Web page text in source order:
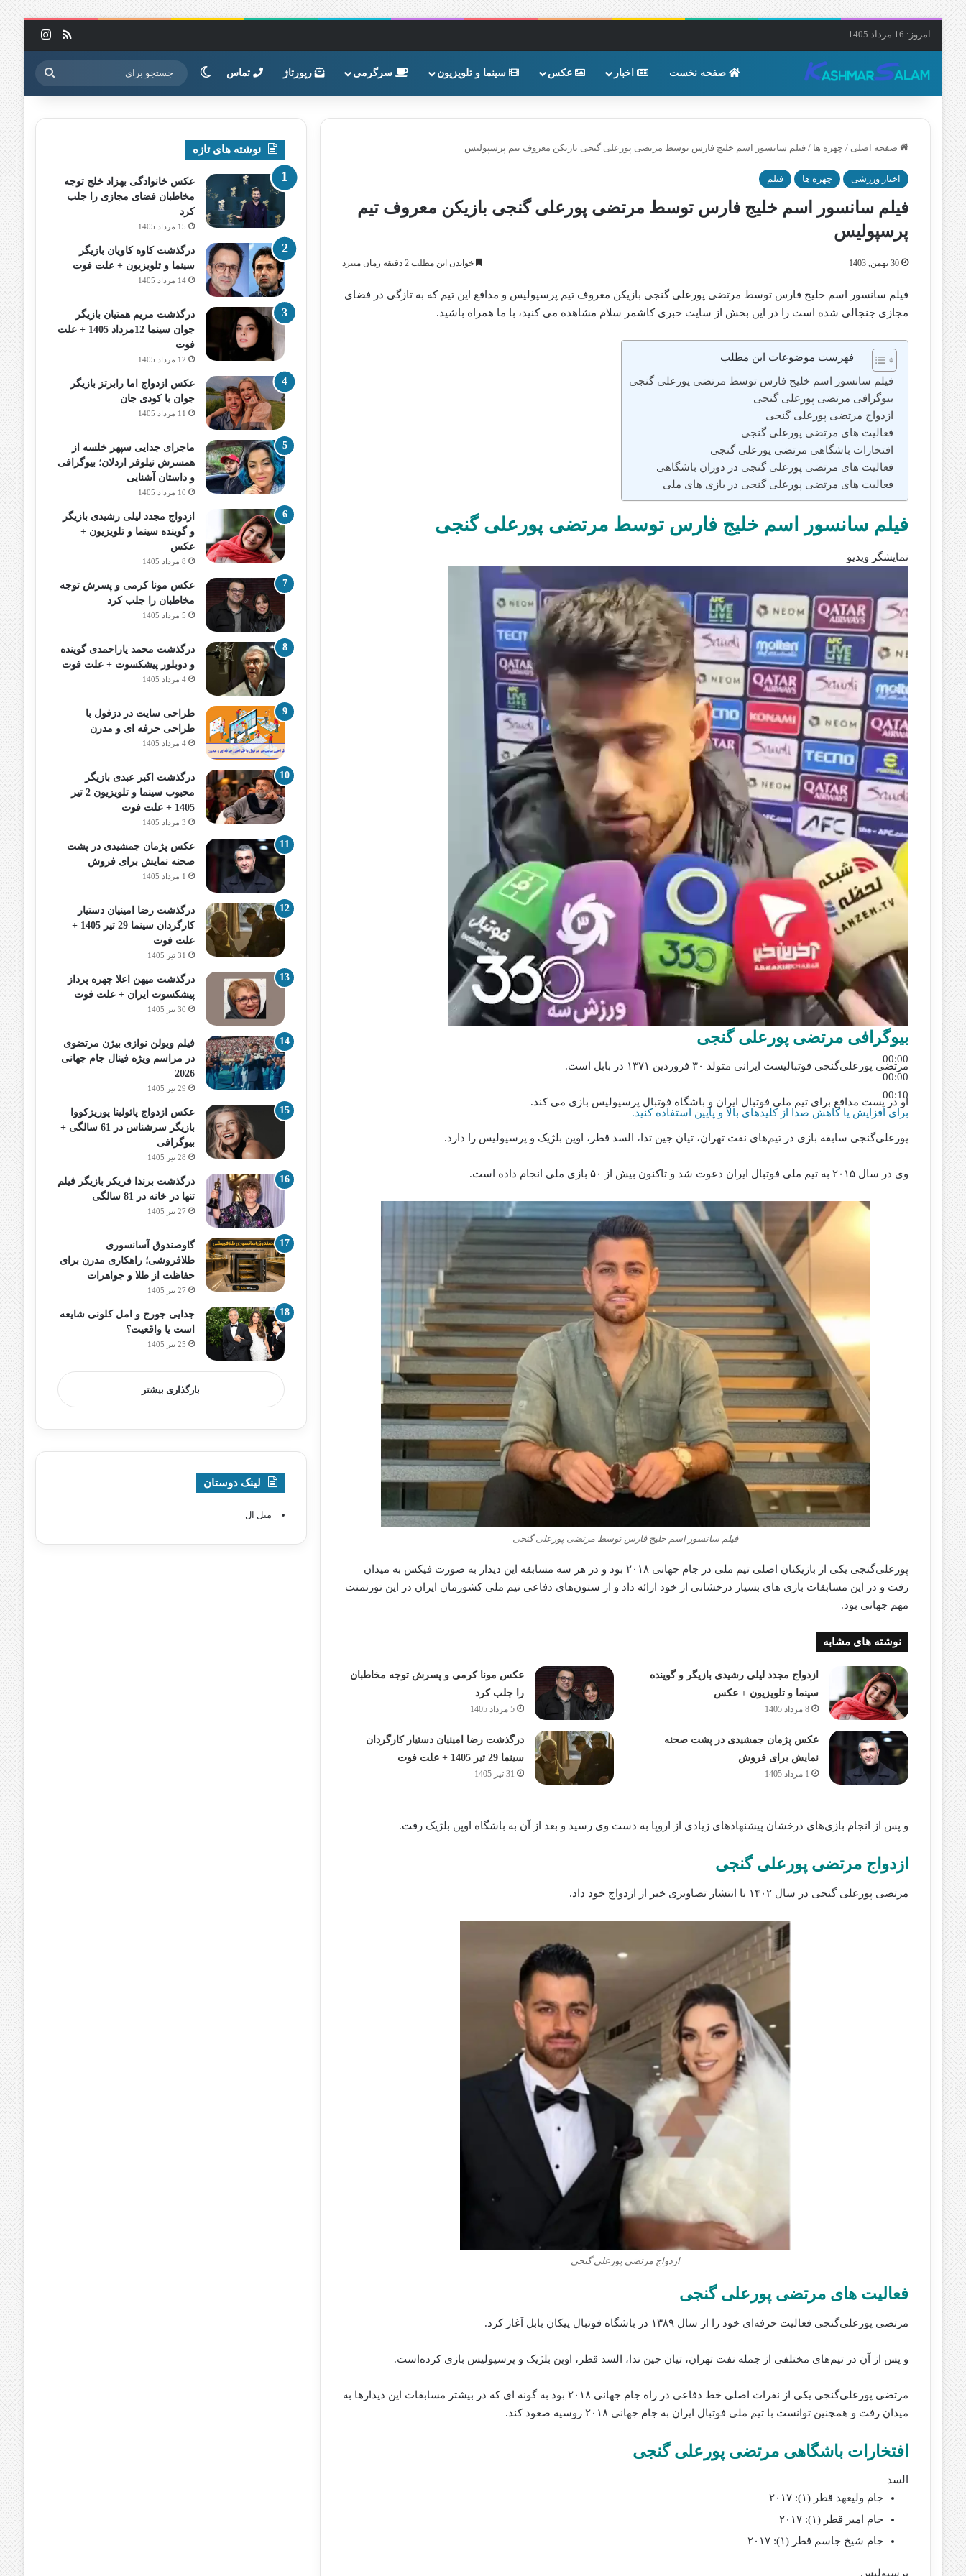
امروز: 16 مرداد 1405 خوراک
صفحه نخست اخبار عکس سینما و تلویزیون سرگرمی رپورتاژ تماس تغییر پوسته جستجو
برای
صفحه اصلی / چهره ها / فیلم سانسور اسم خلیج فارس توسط مرتضی پورعلی گنجی بازیکن معروف تیم پرسپولیس
اخبار ورزشی چهره ها فیلم
فیلم سانسور اسم خلیج فارس توسط مرتضی پورعلی گنجی بازیکن معروف تیم
پرسپولیس
30 بهمن, 1403 خواندن این مطلب 2 دقیقه زمان میبرد
فیلم سانسور اسم خلیج فارس توسط مرتضی پورعلی گنجی بازیکن معروف تیم پرسپولیس و مدافع این تیم که به تازگی در فضای
مجازی جنجالی شده است را در این بخش از سایت خبری کاشمر سلام مشاهده می کنید، با ما همراه باشید.
فهرست موضوعات این مطلب
فیلم سانسور اسم خلیج فارس توسط مرتضی پورعلی گنجی
بیوگرافی مرتضی پورعلی گنجی
ازدواج مرتضی پورعلی گنجی
فعالیت های مرتضی پورعلی گنجی
افتخارات باشگاهی مرتضی پورعلی گنجی
فعالیت های مرتضی پورعلی گنجی در دوران باشگاهی
فعالیت های مرتضی پورعلی گنجی در بازی‌ های ملی
فیلم سانسور اسم خلیج فارس توسط مرتضی پورعلی گنجی
نمایشگر ویدیو
00:00
00:00
00:10
برای افزایش یا کاهش صدا از کلیدهای بالا و پایین استفاده کنید.
بیوگرافی مرتضی پورعلی گنجی
مرتضی پورعلی‌گنجی فوتبالیست ایرانی متولد ۳۰ فروردین ۱۳۷۱ در بابل است.
او در پست مدافع برای تیم ملی فوتبال ایران و باشگاه فوتبال پرسپولیس بازی می‌ کند.
پورعلی‌گنجی سابقه بازی در تیم‌های نفت تهران، تیان جین تدا، السد قطر، اوپن بلژیک و پرسپولیس را دارد.
وی در سال ۲۰۱۵ به تیم ملی فوتبال ایران دعوت شد و تاکنون بیش از ۵۰ بازی ملی انجام داده‌ است.
فیلم سانسور اسم خلیج فارس توسط مرتضی پورعلی گنجی
پورعلی‌گنجی یکی از بازیکنان اصلی تیم ملی در جام جهانی ۲۰۱۸ بود و در هر سه مسابقه این دیدار به صورت فیکس به میدان
رفت و در این مسابقات بازی‌ های بسیار درخشانی از خود ارائه داد و از ستون‌های دفاعی تیم ملی کشورمان ایران در این تورنمنت
مهم جهانی بود.
نوشته های مشابه
ازدواج مجدد لیلی رشیدی بازیگر و گوینده
سینما و تلویزیون + عکس
8 مرداد 1405
عکس مونا کرمی و پسرش توجه مخاطبان
را جلب کرد
5 مرداد 1405
عکس پژمان جمشیدی در پشت صحنه
نمایش برای فروش
1 مرداد 1405
درگذشت رضا امینیان دستیار کارگردان
سینما 29 تیر 1405 + علت فوت
31 تیر 1405
و پس از انجام بازی‌های درخشان پیشنهادهای زیادی از اروپا به دست وی رسید و بعد از آن به باشگاه اوپن بلژیک رفت.
ازدواج مرتضی پورعلی گنجی
مرتضی پورعلی گنجی در سال ۱۴۰۲ با انتشار تصاویری خبر از ازدواج خود داد.
ازدواج مرتضی پورعلی گنجی
فعالیت های مرتضی پورعلی گنجی
مرتضی پورعلی‌گنجی فعالیت حرفه‌ای خود را از سال ۱۳۸۹ در باشگاه فوتبال پیکان بابل آغاز کرد.
و پس از آن در تیم‌های مختلفی از جمله نفت تهران، تیان جین تدا، السد قطر، اوپن بلژیک و پرسپولیس بازی کرده‌است.
مرتضی پورعلی‌گنجی یکی از نفرات اصلی خط دفاعی در راه جام جهانی ۲۰۱۸ بود به گونه ای که در بیشتر مسابقات این دیدارها به
میدان رفت و همچنین توانست با تیم ملی فوتبال ایران به جام جهانی ۲۰۱۸ روسیه صعود کند.
افتخارات باشگاهی مرتضی پورعلی گنجی
السد
جام ولیعهد قطر (۱): ۲۰۱۷
جام امیر قطر (۱): ۲۰۱۷
جام شیخ جاسم قطر (۱): ۲۰۱۷
پرسپولیس
نوشته های تازه
عکس خانوادگی بهزاد خلج توجه
مخاطبان فضای مجازی را جلب
کرد
15 مرداد 1405
درگذشت کاوه کاویان بازیگر
سینما و تلویزیون + علت فوت
14 مرداد 1405
درگذشت مریم همتیان بازیگر
جوان سینما 12مرداد 1405 + علت
فوت
12 مرداد 1405
عکس ازدواج اما رابرتز بازیگر
جوان با کودی جان
11 مرداد 1405
ماجرای جدایی سپهر خلسه از
همسرش نیلوفر اردلان؛ بیوگرافی
و داستان آشنایی
10 مرداد 1405
ازدواج مجدد لیلی رشیدی بازیگر
و گوینده سینما و تلویزیون +
عکس
8 مرداد 1405
عکس مونا کرمی و پسرش توجه
مخاطبان را جلب کرد
5 مرداد 1405
درگذشت محمد یاراحمدی گوینده
و دوبلور پیشکسوت + علت فوت
4 مرداد 1405
طراحی سایت در دزفول با
طراحی حرفه‌ ای و مدرن
4 مرداد 1405
درگذشت اکبر عبدی بازیگر
محبوب سینما و تلویزیون 2 تیر
1405 + علت فوت
3 مرداد 1405
عکس پژمان جمشیدی در پشت
صحنه نمایش برای فروش
1 مرداد 1405
درگذشت رضا امینیان دستیار
کارگردان سینما 29 تیر 1405 +
علت فوت
31 تیر 1405
درگذشت میهن اعلا چهره پرداز
پیشکسوت ایران + علت فوت
30 تیر 1405
فیلم ویولن نوازی بیژن مرتضوی
در مراسم ویژه فینال جام جهانی
2026
29 تیر 1405
عکس ازدواج پائولینا پوریزکووا
بازیگر سرشناس در 61 سالگی +
بیوگرافی
28 تیر 1405
درگذشت برندا فریکر بازیگر فیلم
تنها در خانه در 81 سالگی
27 تیر 1405
گاوصندوق آسانسوری
طلافروشی؛ راهکاری مدرن برای
حفاظت از طلا و جواهرات
27 تیر 1405
جدایی جورج و امل کلونی شایعه
است یا واقعیت؟
25 تیر 1405
بارگذاری بیشتر
لینک دوستان
مبل ال